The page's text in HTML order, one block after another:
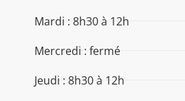
Mardi : 8h30 à 12h
Mercredi : fermé
Jeudi : 8h30 à 12h